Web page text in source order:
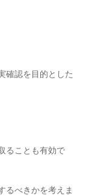
確認を目的とした
ることも有効で
るべきかを考えま